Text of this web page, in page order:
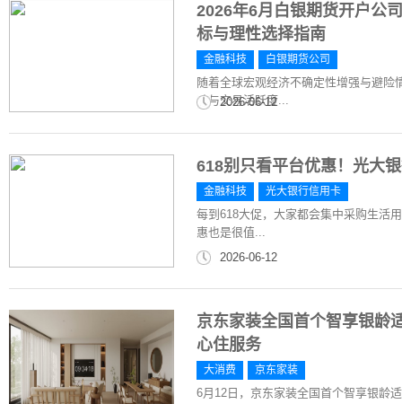
2026年6月白银期货开户公
标与理性选择指南
金融科技 白银期货公司
随着全球宏观经济不确定性增强与避
动与交易活跃度...
2026-06-12
618别只看平台优惠！光大
金融科技 光大银行信用卡
每到618大促，大家都会集中采购生活
惠也是很值...
2026-06-12
京东家装全国首个智享银龄
心住服务
大消费 京东家装
6月12日，京东家装全国首个智享银龄